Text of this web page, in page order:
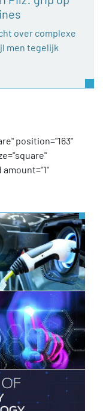
over complexe
men tegelijk
position="163"